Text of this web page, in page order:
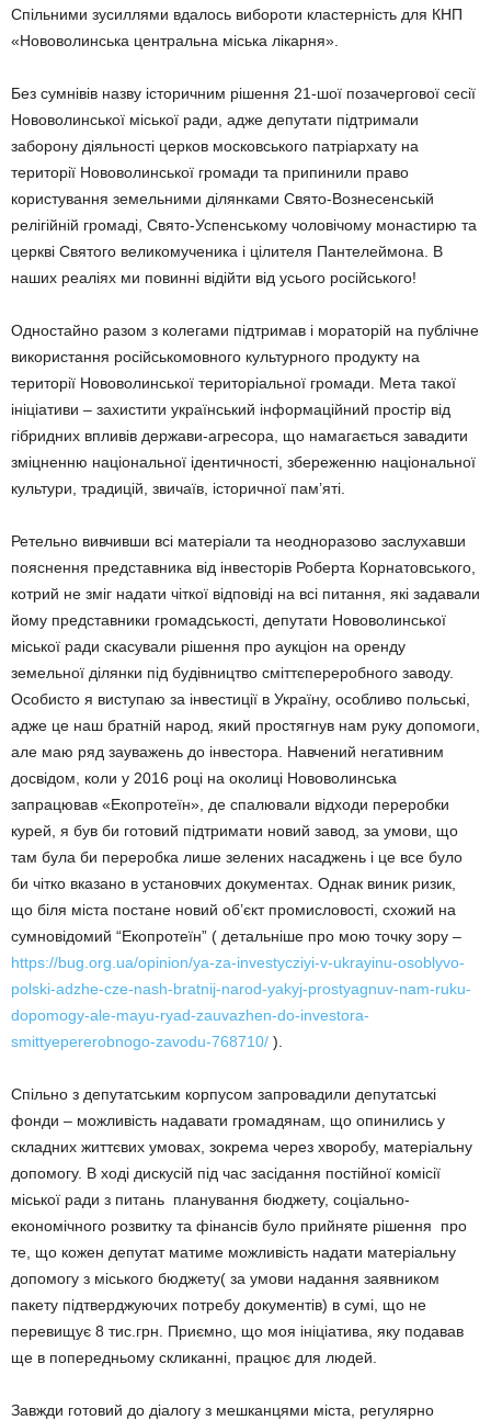
Спільними зусиллями вдалось вибороти кластерність для КНП
«Нововолинська центральна міська лікарня».
Без сумнівів назву історичним рішення 21-шої позачергової сесії
Нововолинської міської ради, адже депутати підтримали
заборону діяльності церков московського патріархату на
території Нововолинської громади та припинили право
користування земельними ділянками Свято-Вознесенській
релігійній громаді, Свято-Успенському чоловічому монастирю та
церкві Святого великомученика і цілителя Пантелеймона. В
наших реаліях ми повинні відійти від усього російського!
Одностайно разом з колегами підтримав і мораторій на публічне
використання російськомовного культурного продукту на
території Нововолинської територіальної громади. Мета такої
ініціативи – захистити український інформаційний простір від
гібридних впливів держави-агресора, що намагається завадити
зміцненню національної ідентичності, збереженню національної
культури, традицій, звичаїв, історичної пам’яті.
Ретельно вивчивши всі матеріали та неодноразово заслухавши
пояснення представника від інвесторів Роберта Корнатовського,
котрий не зміг надати чіткої відповіді на всі питання, які задавали
йому представники громадськості, депутати Нововолинської
міської ради скасували рішення про аукціон на оренду
земельної ділянки під будівництво сміттєпереробного заводу.
Особисто я виступаю за інвестиції в Україну, особливо польські,
адже це наш братній народ, який простягнув нам руку допомоги,
але маю ряд зауважень до інвестора. Навчений негативним
досвідом, коли у 2016 році на околиці Нововолинська
запрацював «Екопротеїн», де спалювали відходи переробки
курей, я був би готовий підтримати новий завод, за умови, що
там була би переробка лише зелених насаджень і це все було
би чітко вказано в установчих документах. Однак виник ризик,
що біля міста постане новий об’єкт промисловості, схожий на
сумновідомий “Екопротеїн” ( детальніше про мою точку зору –
https://bug.org.ua/opinion/ya-za-investycziyi-v-ukrayinu-osoblyvo-
polski-adzhe-cze-nash-bratnij-narod-yakyj-prostyagnuv-nam-ruku-
dopomogy-ale-mayu-ryad-zauvazhen-do-investora-
smittyepererobnogo-zavodu-768710/ ).
Спільно з депутатським корпусом запровадили депутатські
фонди – можливість надавати громадянам, що опинились у
складних життєвих умовах, зокрема через хворобу, матеріальну
допомогу. В ході дискусій під час засідання постійної комісії
міської ради з питань планування бюджету, соціально-
економічного розвитку та фінансів було прийняте рішення про
те, що кожен депутат матиме можливість надати матеріальну
допомогу з міського бюджету( за умови надання заявником
пакету підтверджуючих потребу документів) в сумі, що не
перевищує 8 тис.грн. Приємно, що моя ініціатива, яку подавав
ще в попередньому скликанні, працює для людей.
Завжди готовий до діалогу з мешканцями міста, регулярно